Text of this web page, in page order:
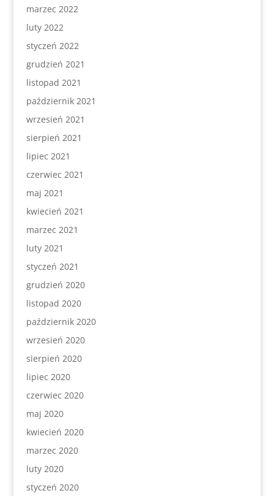
marzec 2022
luty 2022
styczeń 2022
grudzień 2021
listopad 2021
październik 2021
wrzesień 2021
sierpień 2021
lipiec 2021
czerwiec 2021
maj 2021
kwiecień 2021
marzec 2021
luty 2021
styczeń 2021
grudzień 2020
listopad 2020
październik 2020
wrzesień 2020
sierpień 2020
lipiec 2020
czerwiec 2020
maj 2020
kwiecień 2020
marzec 2020
luty 2020
styczeń 2020